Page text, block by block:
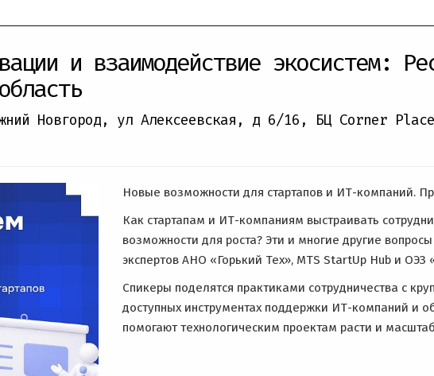
и взаимодействие экосистем:
Новгород, ул Алексеевская, д 6/16 , БЦ Corner
Новые возможности для стартапов и ИТ-компаний.
Как стартапам и ИТ-компаниям выстраивать
возможности для роста? Эти и многие другие
экспертов АНО «Горький Тех», MTS StartUp Hub и ОЭЗ
Спикеры поделятся практиками сотрудничества с
доступных инструментах поддержки ИТ-компаний и
помогают технологическим проектам расти и